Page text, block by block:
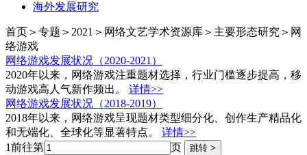
海外发展研究
首页＞专题＞2021＞网络文艺学术资源库＞主要形态研究＞网
络游戏
网络游戏发展状况（2020-2021）
2020年以来，网络游戏注重题材选择，行业门槛逐步提高，移
动游戏高人气新作频出。 详情>>
网络游戏发展状况（2018-2019）
2018年以来，网络游戏呈现题材类型细分化、创作生产精品化
和无端化、全球化等显著特点。 详情>>
1前往第
页